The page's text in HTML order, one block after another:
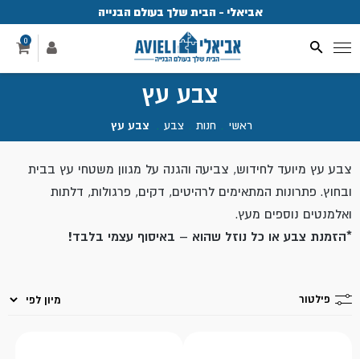
אביאלי - הבית שלך בעולם הבנייה
0
צבע עץ
ראשי חנות צבע צבע עץ
צבע עץ מיועד לחידוש, צביעה והגנה על מגוון משטחי עץ בבית
ובחוץ. פתרונות המתאימים לרהיטים, דקים, פרגולות, דלתות
ואלמנטים נוספים מעץ.
*הזמנת צבע או כל נוזל שהוא – באיסוף עצמי בלבד!
פילטור